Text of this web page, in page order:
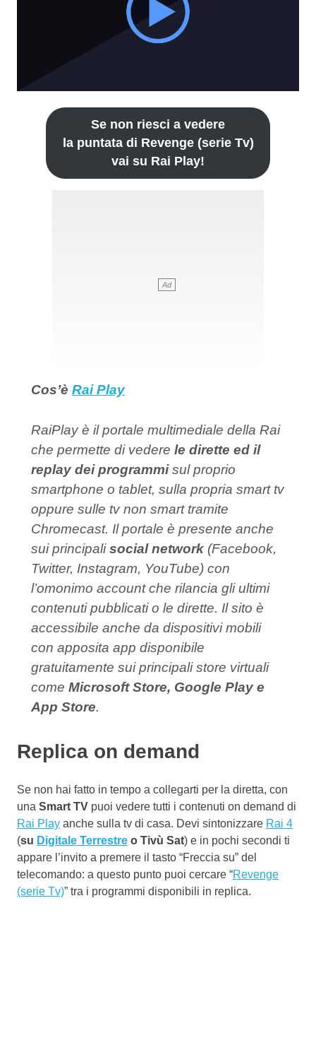
Se non riesci a vedere
la puntata di Revenge (serie Tv)
vai su Rai Play!
Cos’è Rai Play
RaiPlay è il portale multimediale della Rai
che permette di vedere le dirette ed il
replay dei programmisul proprio
smartphone o tablet, sulla propria smart tv
oppure sulle tv non smart tramite
Chromecast. Il portale è presente anche
sui principalisocial network (Facebook,
Twitter, Instagram, YouTube) con
l’omonimo account che rilancia gli ultimi
contenuti pubblicati o le dirette. Il sito è
accessibile anche da dispositivi mobili
con apposita app disponibile
gratuitamente sui principali store virtuali
come Microsoft Store, Google Play e
App Store.
Replica on demand
Se non hai fatto in tempo a collegarti per la diretta, con
una Smart TV puoi vedere tutti i contenuti on demand di
Rai Play anche sulla tv di casa. Devi sintonizzare Rai 4
(su Digitale Terrestre o Tivù Sat) e in pochi secondi ti
appare l’invito a premere il tasto “Freccia su” del
telecomando: a questo punto puoi cercare “Revenge
(serie Tv)” tra i programmi disponibili in replica.